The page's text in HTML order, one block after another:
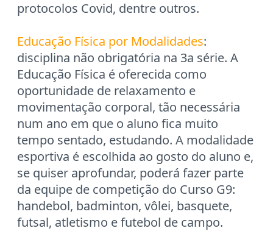
protocolos Covid, dentre outros.
Educação Física por Modalidades:
disciplina não obrigatória na 3a série. A
Educação Física é oferecida como
oportunidade de relaxamento e
movimentação corporal, tão necessária
num ano em que o aluno fica muito
tempo sentado, estudando. A modalidade
esportiva é escolhida ao gosto do aluno e,
se quiser aprofundar, poderá fazer parte
da equipe de competição do Curso G9:
handebol, badminton, vôlei, basquete,
futsal, atletismo e futebol de campo.